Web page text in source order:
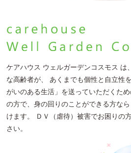
ケアハウス ウェルガーデンコスモス は
な高齢者が、 あくまでも個性と自立性
がいのある生活」を送っていただくため
の方で、身の回りのことができる方な
けます。
ＤＶ（虐待）被害でお困りの
さい。